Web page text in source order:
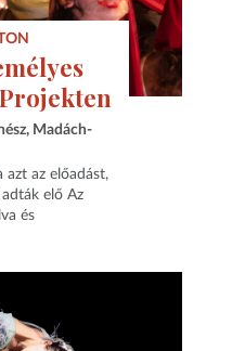
Madách-
az előadást,
elő Az
és